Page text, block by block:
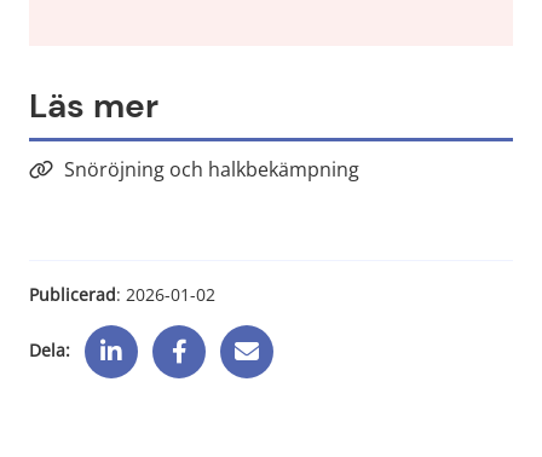
Läs mer
Snöröjning och halkbekämpning
Publicerad: 2026-01-02
Dela: